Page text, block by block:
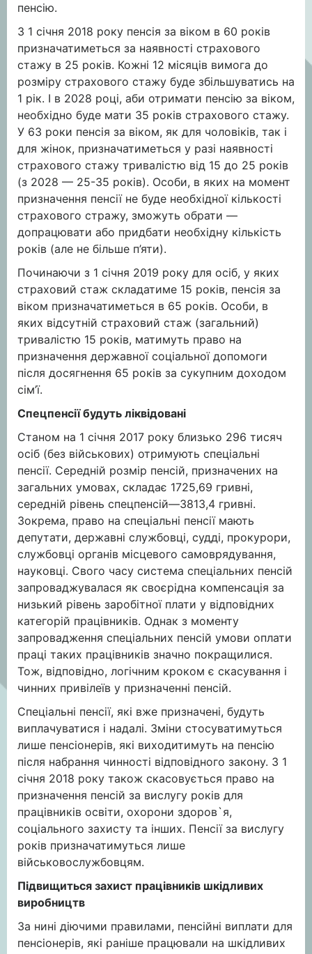
пенсію.
З 1 січня 2018 року пенсія за віком в 60 років
призначатиметься за наявності страхового
стажу в 25 років. Кожні 12 місяців вимога до
розміру страхового стажу буде збільшуватись на
1 рік. І в 2028 році, аби отримати пенсію за віком,
необхідно буде мати 35 років страхового стажу.
У 63 роки пенсія за віком, як для чоловіків, так і
для жінок, призначатиметься у разі наявності
страхового стажу тривалістю від 15 до 25 років
(з 2028 — 25-35 років). Особи, в яких на момент
призначення пенсії не буде необхідної кількості
страхового стражу, зможуть обрати —
допрацювати або придбати необхідну кількість
років (але не більше п’яти).
Починаючи з 1 січня 2019 року для осіб, у яких
страховий стаж складатиме 15 років, пенсія за
віком призначатиметься в 65 років. Особи, в
яких відсутній страховий стаж (загальний)
тривалістю 15 років, матимуть право на
призначення державної соціальної допомоги
після досягнення 65 років за сукупним доходом
сім’ї.
Спецпенсії будуть ліквідовані
Станом на 1 січня 2017 року близько 296 тисяч
осіб (без військових) отримують спеціальні
пенсії. Середній розмір пенсій, призначених на
загальних умовах, складає 1725,69 гривні,
середній рівень спецпенсій—3813,4 гривні.
Зокрема, право на спеціальні пенсії мають
депутати, державні службовці, судді, прокурори,
службовці органів місцевого самоврядування,
науковці. Свого часу система спеціальних пенсій
запроваджувалася як своєрідна компенсація за
низький рівень заробітної плати у відповідних
категорій працівників. Однак з моменту
запровадження спеціальних пенсій умови оплати
праці таких працівників значно покращилися.
Тож, відповідно, логічним кроком є скасування і
чинних привілеїв у призначенні пенсій.
Спеціальні пенсії, які вже призначені, будуть
виплачуватися і надалі. Зміни стосуватимуться
лише пенсіонерів, які виходитимуть на пенсію
після набрання чинності відповідного закону. З 1
січня 2018 року також скасовується право на
призначення пенсій за вислугу років для
працівників освіти, охорони здоров`я,
соціального захисту та інших. Пенсії за вислугу
років призначатимуться лише
військовослужбовцям.
Підвищиться захист працівників шкідливих
виробництв
За нині діючими правилами, пенсійні виплати для
пенсіонерів, які раніше працювали на шкідливих